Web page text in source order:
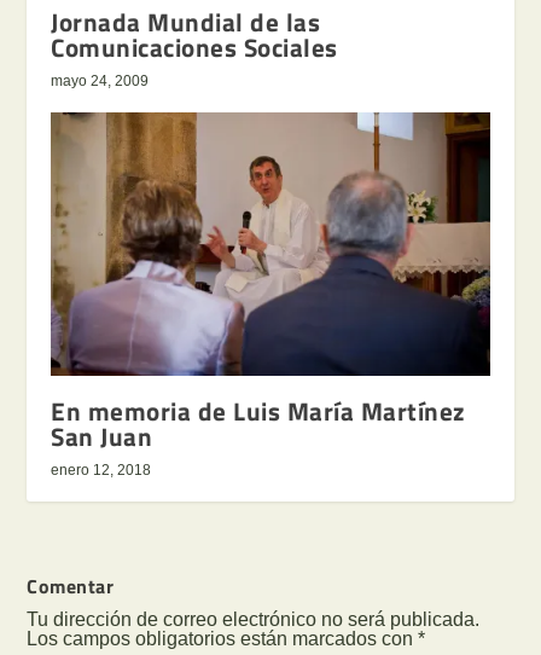
Jornada Mundial de las
Comunicaciones Sociales
mayo 24, 2009
En memoria de Luis María Martínez
San Juan
enero 12, 2018
Comentar
Tu dirección de correo electrónico no será publicada.
Los campos obligatorios están marcados con*